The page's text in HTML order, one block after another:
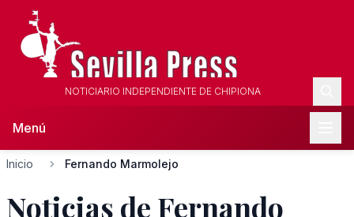
NOTICIARIO INDEPENDIENTE DE CHIPIONA
Menú
Inicio Fernando Marmolejo
Noticias de Fernando